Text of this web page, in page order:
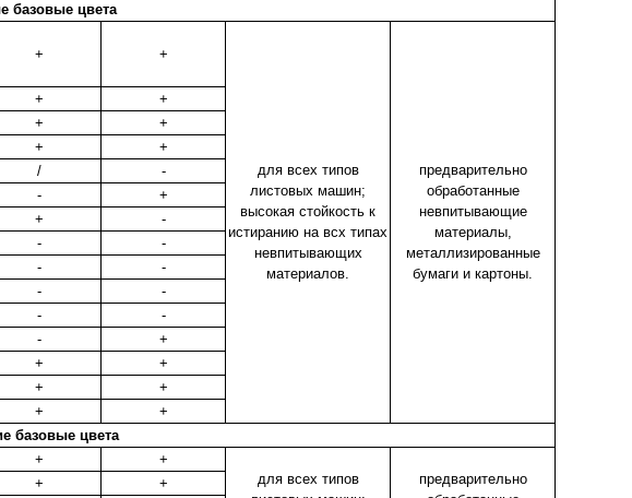
базовые цвета
+ +
для всех типов
листовых машин;
высокая стойкость к
истиранию на всх типах
невпитывающих
материалов.
предварительно
обработанные
невпитывающие
материалы,
металлизированные
бумаги и картоны.
+
+
+
+
+
+
/
-
-
+
+
-
-
-
-
-
-
-
-
-
-
+
+
+
+
+
+
+
базовые цвета
+
+
для всех типов
предварительно
+
+